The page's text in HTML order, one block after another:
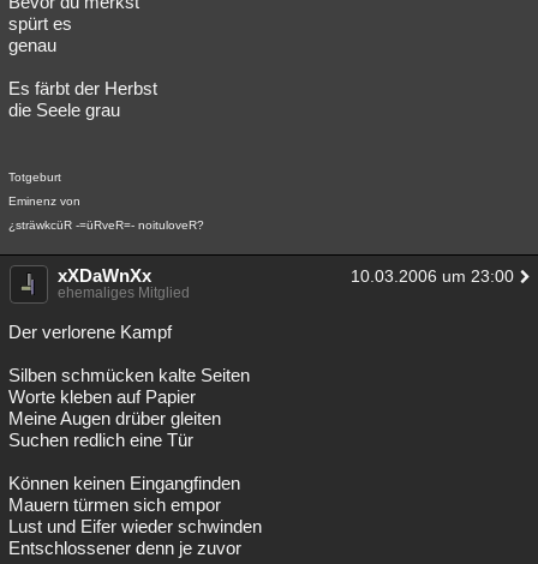
Besucht
spürt es
genau
Es färbt der Herbst
die Seele grau
Totgeburt
Eminenz von
¿sträwkcüR -=üRveR=- noituloveR?
xXDaWnXx 10.03.2006 um 23:00
ehemaliges Mitglied
Der verlorene Kampf
Silben schmücken kalte Seiten
Worte kleben auf Papier
Meine Augen drüber gleiten
Suchen redlich eine Tür
Können keinen Eingangfinden
Mauern türmen sich empor
Lust und Eifer wieder schwinden
Entschlossener denn je zuvor